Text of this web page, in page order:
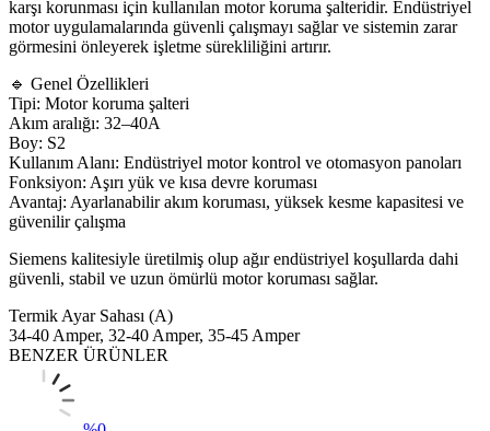
karşı korunması için kullanılan motor koruma şalteridir. Endüstriyel
motor uygulamalarında güvenli çalışmayı sağlar ve sistemin zarar
görmesini önleyerek işletme sürekliliğini artırır.
🔹 Genel Özellikleri
Tipi: Motor koruma şalteri
Akım aralığı: 32–40A
Boy: S2
Kullanım Alanı: Endüstriyel motor kontrol ve otomasyon panoları
Fonksiyon: Aşırı yük ve kısa devre koruması
Avantaj: Ayarlanabilir akım koruması, yüksek kesme kapasitesi ve
güvenilir çalışma
Siemens kalitesiyle üretilmiş olup ağır endüstriyel koşullarda dahi
güvenli, stabil ve uzun ömürlü motor koruması sağlar.
Termik Ayar Sahası (A)
34-40 Amper, 32-40 Amper, 35-45 Amper
BENZER ÜRÜNLER